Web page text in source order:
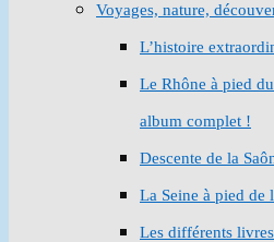
Voyages, nature,
L’histoire
Le Rhône à pied
album complet !
Descente de la
La Seine à pied de
Les différents